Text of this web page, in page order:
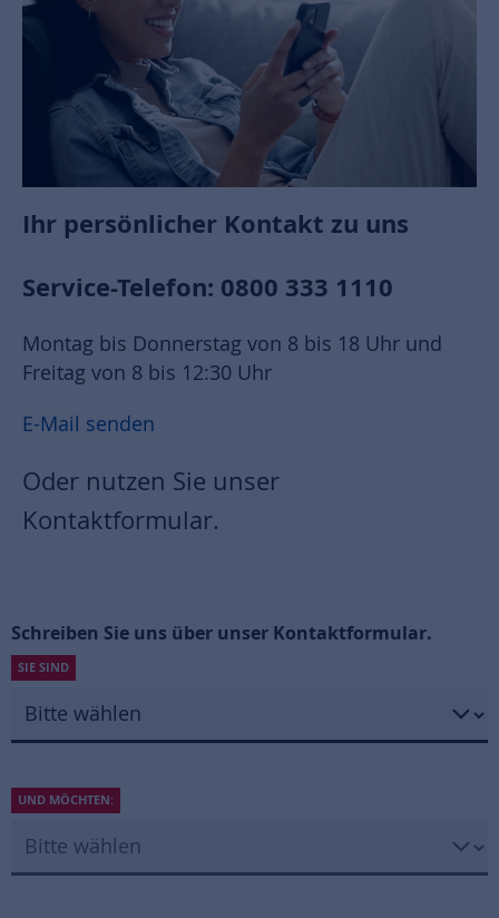
Ihr persönlicher Kontakt zu uns
Service-Telefon: 0800 333 1110
Montag bis Donnerstag von 8 bis 18 Uhr und
Freitag von 8 bis 12:30 Uhr
E-Mail senden
Oder nutzen Sie unser
Kontaktformular.
Schreiben Sie uns über unser Kontaktformular.
SIE SIND
UND MÖCHTEN: